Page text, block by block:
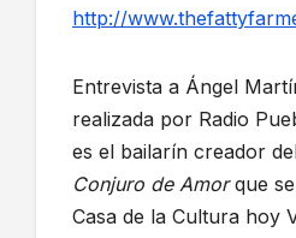
http://
Entrevista a Ángel
realizada por Radio
es el bailarín creador
Conjuro de Amorque
Casa de la Cultura hoy